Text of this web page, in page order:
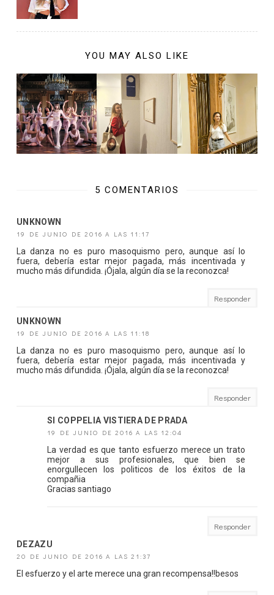
YOU MAY ALSO LIKE
5 COMENTARIOS
UNKNOWN
19 DE JUNIO DE 2016 A LAS 11:17
La danza no es puro masoquismo pero, aunque así lo
fuera, debería estar mejor pagada, más incentivada y
mucho más difundida. ¡Ójala, algún día se la reconozca!
Responder
UNKNOWN
19 DE JUNIO DE 2016 A LAS 11:18
La danza no es puro masoquismo pero, aunque así lo
fuera, debería estar mejor pagada, más incentivada y
mucho más difundida. ¡Ójala, algún día se la reconozca!
Responder
SI COPPELIA VISTIERA DE PRADA
19 DE JUNIO DE 2016 A LAS 12:04
La verdad es que tanto esfuerzo merece un trato
mejor a sus profesionales, que bien se
enorgullecen los politicos de los éxitos de la
compañia
Gracias santiago
Responder
DEZAZU
20 DE JUNIO DE 2016 A LAS 21:37
El esfuerzo y el arte merece una gran recompensa!!besos